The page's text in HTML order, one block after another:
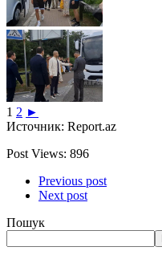
1 2 ►
Источник: Report.az
Post Views: 896
Previous post
Next post
Пошук